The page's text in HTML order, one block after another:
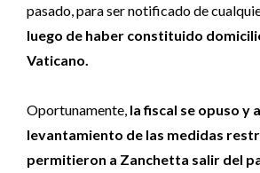
pasado, para ser notificado de
luego de haber constituido
Vaticano.
Oportunamente, la fiscal se opuso y
levantamiento de las medidas
permitieron a Zanchetta salir del